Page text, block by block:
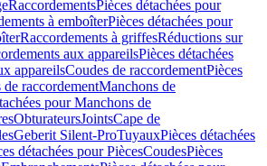
RaccordementsPièces détachées pour
à emboîterPièces détachées pour
Raccordements à griffesRéductions sur
aux appareilsPièces détachées
appareilsCoudes de raccordementPièces
de raccordementManchons de
pour Manchons de
ObturateursJointsCape de
Geberit Silent-ProTuyauxPièces détachées
détachées pour PiècesCoudesPièces